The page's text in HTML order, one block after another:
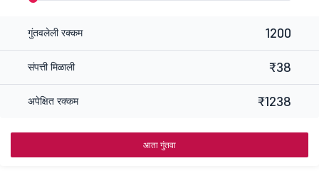
गुंतवलेली रक्कम 1200
संपत्ती मिळाली ₹38
अपेक्षित रक्कम ₹1238
आता गुंतवा